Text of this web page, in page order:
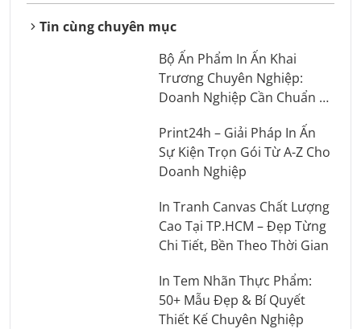
Tin cùng chuyên mục
Bộ Ấn Phẩm In Ấn Khai
Trương Chuyên Nghiệp:
Doanh Nghiệp Cần Chuẩn Bị
Print24h – Giải Pháp In Ấn
Sự Kiện Trọn Gói Từ A-Z Cho
Doanh Nghiệp
In Tranh Canvas Chất Lượng
Cao Tại TP.HCM – Đẹp Từng
Chi Tiết, Bền Theo Thời Gian
In Tem Nhãn Thực Phẩm:
50+ Mẫu Đẹp & Bí Quyết
Thiết Kế Chuyên Nghiệp